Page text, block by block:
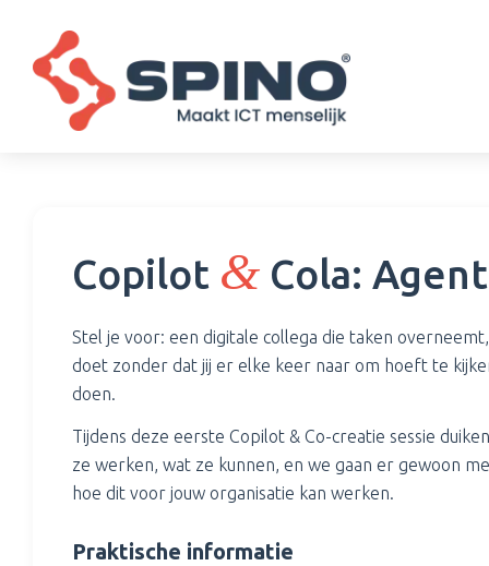
Copilot & Cola:
Stel je voor: een digitale collega die taken
doet zonder dat jij er elke keer naar om hoeft te
doen.
Tijdens deze eerste Copilot & Co-creatie sessie
ze werken, wat ze kunnen, en we gaan er gewoon
hoe dit voor jouw organisatie kan werken.
Praktische informatie